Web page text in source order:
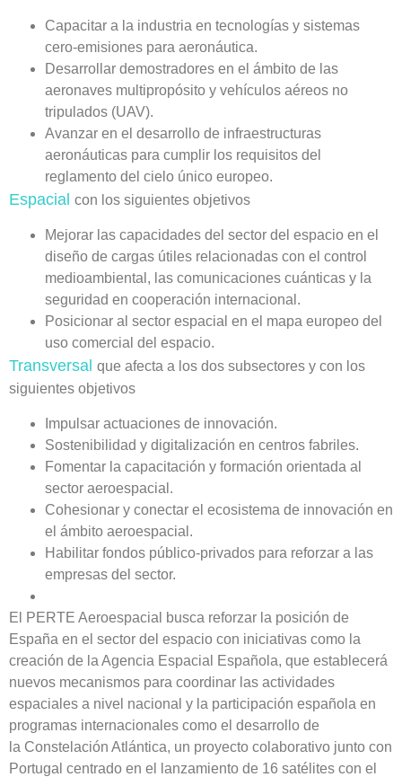
Capacitar a la industria en tecnologías y sistemas
cero-emisiones para aeronáutica.
Desarrollar demostradores en el ámbito de las
aeronaves multipropósito y vehículos aéreos no
tripulados (UAV).
Avanzar en el desarrollo de infraestructuras
aeronáuticas para cumplir los requisitos del
reglamento del cielo único europeo.
Espacial con los siguientes objetivos
Mejorar las capacidades del sector del espacio en el
diseño de cargas útiles relacionadas con el control
medioambiental, las comunicaciones cuánticas y la
seguridad en cooperación internacional.
Posicionar al sector espacial en el mapa europeo del
uso comercial del espacio.
Transversal que afecta a los dos subsectores y con los
siguientes objetivos
Impulsar actuaciones de innovación.
Sostenibilidad y digitalización en centros fabriles.
Fomentar la capacitación y formación orientada al
sector aeroespacial.
Cohesionar y conectar el ecosistema de innovación en
el ámbito aeroespacial.
Habilitar fondos público-privados para reforzar a las
empresas del sector.
El PERTE Aeroespacial busca reforzar la posición de
España en el sector del espacio con iniciativas como la
creación de la Agencia Espacial Española, que establecerá
nuevos mecanismos para coordinar las actividades
espaciales a nivel nacional y la participación española en
programas internacionales como el desarrollo de
la Constelación Atlántica, un proyecto colaborativo junto con
Portugal centrado en el lanzamiento de 16 satélites con el